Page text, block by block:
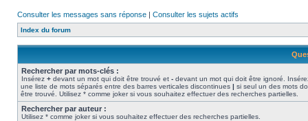
Consulter les messages sans réponse | Consulter les sujets actifs
Index du forum
Rechercher par mots-clés :
Insérez + devant un mot qui doit être trouvé et - devant un mot qui doit être ignoré.
une liste de mots séparés entre des barres verticales discontinues | si seul un des mots
être trouvé. Utilisez * comme joker si vous souhaitez effectuer des recherches partielles.
Rechercher par auteur :
Utilisez * comme joker si vous souhaitez effectuer des recherches partielles.